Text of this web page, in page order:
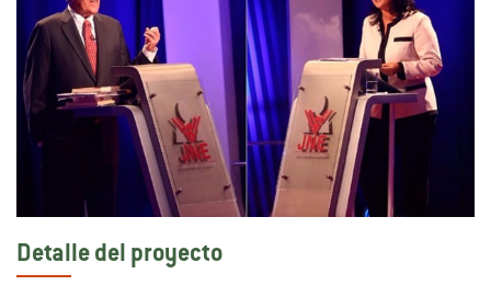
Detalle del proyecto